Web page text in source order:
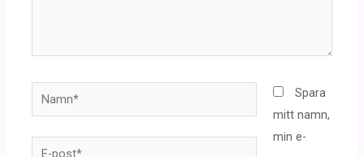
Namn*
E-
Spara
mitt namn,
min e-